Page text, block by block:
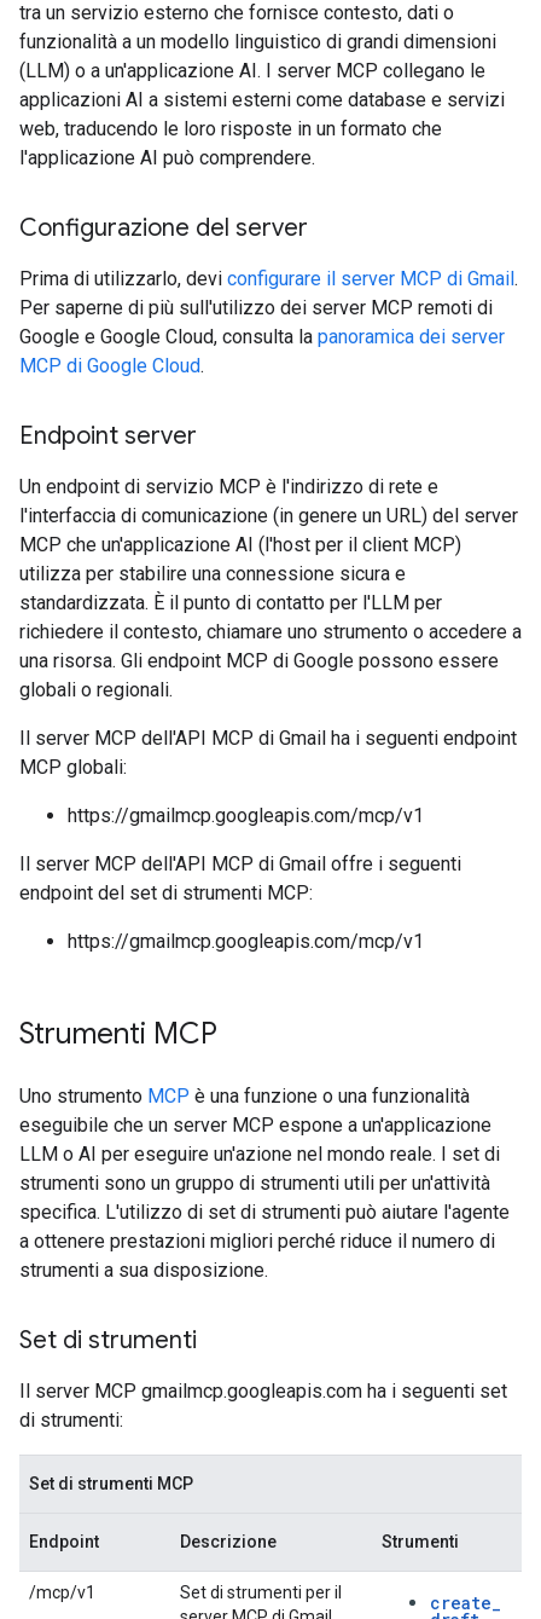
tra un servizio esterno che fornisce contesto, dati o
funzionalità a un modello linguistico di grandi dimensioni
(LLM) o a un'applicazione AI. I server MCP collegano le
applicazioni AI a sistemi esterni come database e servizi
web, traducendo le loro risposte in un formato che
l'applicazione AI può comprendere.
Configurazione del server
Prima di utilizzarlo, devi configurare il server MCP di Gmail.
Per saperne di più sull'utilizzo dei server MCP remoti di
Google e Google Cloud, consulta la panoramica dei server
MCP di Google Cloud.
Endpoint server
Un endpoint di servizio MCP è l'indirizzo di rete e
l'interfaccia di comunicazione (in genere un URL) del server
MCP che un'applicazione AI (l'host per il client MCP)
utilizza per stabilire una connessione sicura e
standardizzata. È il punto di contatto per l'LLM per
richiedere il contesto, chiamare uno strumento o accedere a
una risorsa. Gli endpoint MCP di Google possono essere
globali o regionali.
Il server MCP dell'API MCP di Gmail ha i seguenti endpoint
MCP globali:
https://gmailmcp.googleapis.com/mcp/v1
Il server MCP dell'API MCP di Gmail offre i seguenti
endpoint del set di strumenti MCP:
https://gmailmcp.googleapis.com/mcp/v1
Strumenti MCP
Uno strumento MCP è una funzione o una funzionalità
eseguibile che un server MCP espone a un'applicazione
LLM o AI per eseguire un'azione nel mondo reale. I set di
strumenti sono un gruppo di strumenti utili per un'attività
specifica. L'utilizzo di set di strumenti può aiutare l'agente
a ottenere prestazioni migliori perché riduce il numero di
strumenti a sua disposizione.
Set di strumenti
Il server MCP gmailmcp.googleapis.com ha i seguenti set
di strumenti:
Set di strumenti MCP
Endpoint Descrizione Strumenti
/mcp/v1
Set di strumenti per il
create_